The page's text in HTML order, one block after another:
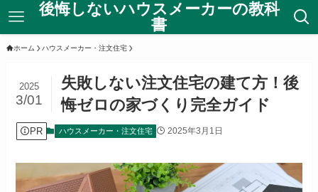
後悔しないハウスメーカーの教科
書
ホーム ハウスメーカー・注文住宅
失敗しない注文住宅の建て方！後
悔ゼロの家づくり完全ガイド
2025
3/01
PR ハウスメーカー・注文住宅 2025年3月1日